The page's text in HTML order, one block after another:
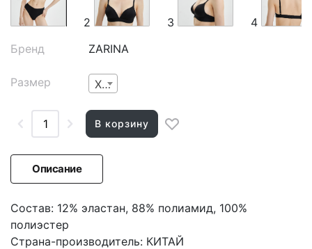
2 3
4
Бренд
ZARINA
Размер XS
В корзину
Описание
Состав: 12% эластан, 88% полиамид, 100%
полиэстер
Страна-производитель: КИТАЙ